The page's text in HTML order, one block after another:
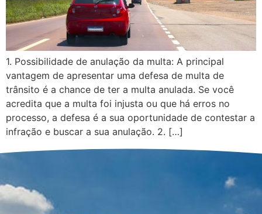
1. Possibilidade de anulação da multa: A principal
vantagem de apresentar uma defesa de multa de
trânsito é a chance de ter a multa anulada. Se você
acredita que a multa foi injusta ou que há erros no
processo, a defesa é a sua oportunidade de contestar a
infração e buscar a sua anulação. 2. […]